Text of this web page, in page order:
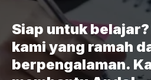
Siap untuk
kami yang ramah
berpengalaman.